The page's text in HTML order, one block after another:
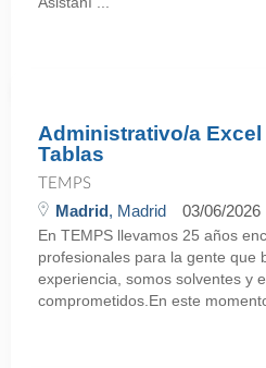
Administrativo/a Excel
Tablas
TEMPS
Madrid, Madrid 03/06/2026
En TEMPS llevamos 25 años
profesionales para la gente que
experiencia, somos solventes y
comprometidos.En este